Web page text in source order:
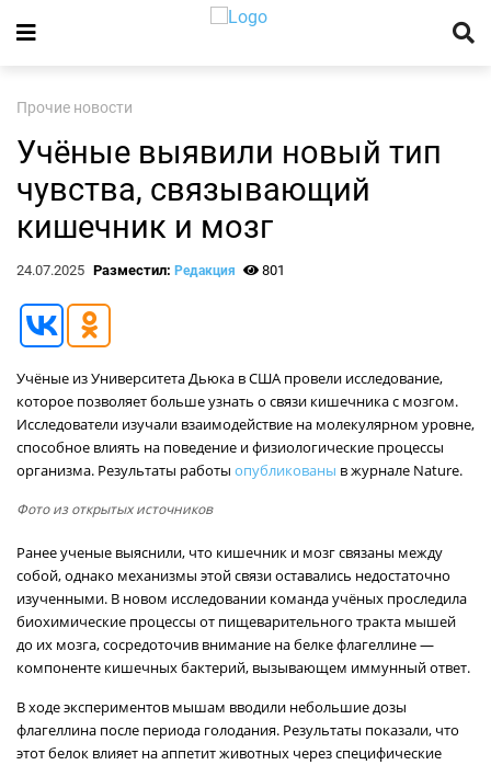
Прочие новости
Учёные выявили новый тип
чувства, связывающий
кишечник и мозг
24.07.2025 Разместил: Редакция 801
Учёные из Университета Дьюка в США провели исследование,
которое позволяет больше узнать о связи кишечника с мозгом.
Исследователи изучали взаимодействие на молекулярном уровне,
способное влиять на поведение и физиологические процессы
организма. Результаты работы опубликованы в журнале Nature.
Фото из открытых источников
Ранее ученые выяснили, что кишечник и мозг связаны между
собой, однако механизмы этой связи оставались недостаточно
изученными. В новом исследовании команда учёных проследила
биохимические процессы от пищеварительного тракта мышей
до их мозга, сосредоточив внимание на белке флагеллине —
компоненте кишечных бактерий, вызывающем иммунный ответ.
В ходе экспериментов мышам вводили небольшие дозы
флагеллина после периода голодания. Результаты показали, что
этот белок влияет на аппетит животных через специфические